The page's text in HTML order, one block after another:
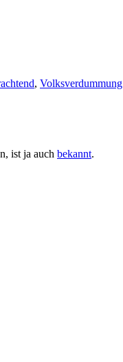
, Volksverdummung
ist ja auch bekannt.